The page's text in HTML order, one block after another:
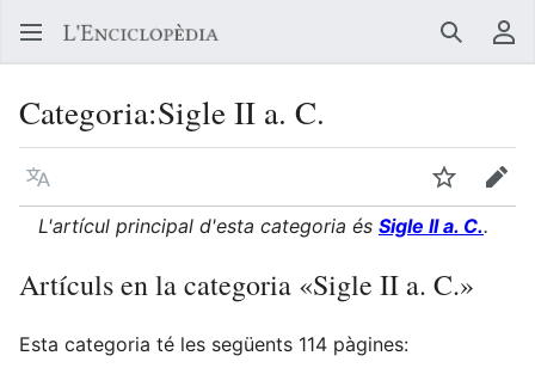
Buscar
Categoria:Sigle II a. C.
Llegir en un atre idioma Vigilar
L'artícul principal d'esta categoria és Sigle II a. C..
Artículs en la categoria «Sigle II a. C.»
Esta categoria té les següents 114 pàgines: